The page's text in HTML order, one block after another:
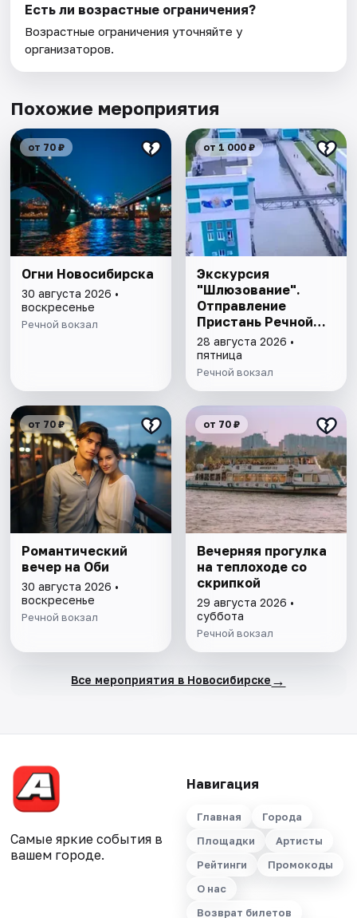
Есть ли возрастные ограничения?
Возрастные ограничения уточняйте у
организаторов.
Похожие мероприятия
от 70 ₽
Огни Новосибирска
30 августа 2026 •
воскресенье
Речной вокзал
от 1 000 ₽
Экскурсия
"Шлюзование".
Отправление
Пристань Речной
вокзал - Прибытие
Аванпорт
28 августа 2026 •
пятница
Речной вокзал
от 70 ₽
Романтический
вечер на Оби
30 августа 2026 •
воскресенье
Речной вокзал
от 70 ₽
Вечерняя прогулка
на теплоходе со
скрипкой
29 августа 2026 •
суббота
Речной вокзал
Все мероприятия в Новосибирске →
Самые яркие события в
вашем городе.
Навигация
Главная
Города
Площадки
Артисты
Рейтинги
Промокоды
О нас
Возврат билетов